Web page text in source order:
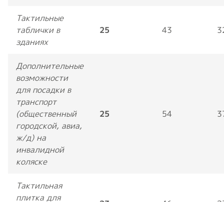
Тактильные
таблички в
зданиях
25 43
Дополнительные
возможности
для посадки в
транспорт
(общественный
городской, авиа,
ж/д) на
инвалидной
коляске
25 54
Тактильная
плитка для